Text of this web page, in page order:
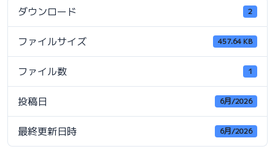
ダウンロード 2
ファイルサイズ 457.64 KB
ファイル数 1
投稿日 6月/2026
最終更新日時 6月/2026